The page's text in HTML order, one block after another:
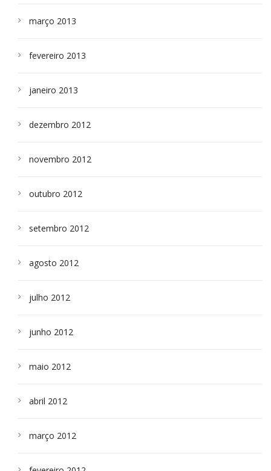
março 2013
fevereiro 2013
janeiro 2013
dezembro 2012
novembro 2012
outubro 2012
setembro 2012
agosto 2012
julho 2012
junho 2012
maio 2012
abril 2012
março 2012